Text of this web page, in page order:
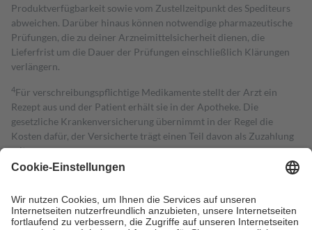
Produktverfügbarkeit sowie vom Zustellzeitpunkt des Spediteurs
abweichen. Darüber hinaus können notwendige pharmazeutische
Prüfungen, die zu deiner Arzneimittelsicherheit dienen, die
Lieferfrist um die Dauer der Prüfungen einschließlich Klärungen
verlängern.
4Für verschreibungspflichtige Medikamente stellt der Arzt ein
Rezept aus und der Patient erhält sie in der Apotheke. Die
gesetzliche Krankenversicherung übernimmt in der Regel die
Kosten dafür, der Versicherte trägt einen Teil davon als Zuzahlung
mit.
Grundsätzlich leisten Mitglieder Zuzahlungen in Höhe von zehn
höchstens zehn Euro.
Es sind jedoch nie mehr als die tatsächlichen
Kosten der Leistung zu entrichten.
Diese Regeln gelten grundsätzlich auch für Online-Apotheken.